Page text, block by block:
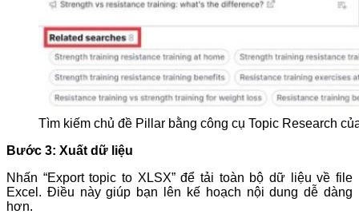
Tìm kiếm chủ đề Pillar bằng công cụ Topic Research
Bước 3: Xuất dữ liệu
Nhấn “Export topic to XLSX” để tải toàn bộ dữ liệu về file
Excel. Điều này giúp bạn lên kế hoạch nội dung dễ dàng
hơn.